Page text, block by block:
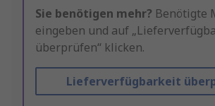
Sie benötigen mehr? Benötigte
eingeben und auf
überprüfen“ klicken.
Lieferverfügbarkeit